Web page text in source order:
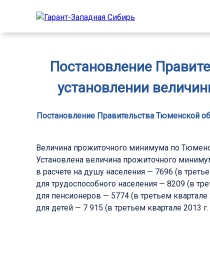
Постановление
установлении
Постановление Правительства Тюменской
Величина прожиточного минимума по
Установлена величина прожиточного
в расчете на душу населения — 7696 (в
для трудоспособного населения — 8209 (в
для пенсионеров — 5774 (в третьем квартале
для детей — 7 915 (в третьем квартале 2013